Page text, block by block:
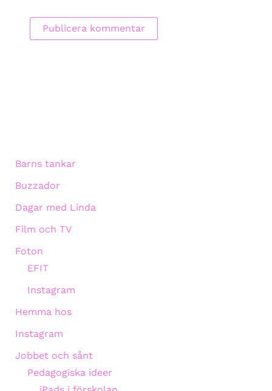
Barns tankar
Buzzador
Dagar med Linda
Film och TV
Foton
EFIT
Instagram
Hemma hos
Instagram
Jobbet och sånt
Pedagogiska ideer